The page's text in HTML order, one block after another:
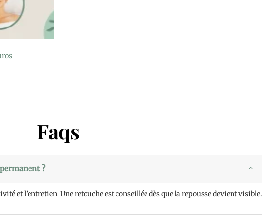
Faqs
?
et l’entretien. Une retouche est conseillée dès que la repousse devient visible.